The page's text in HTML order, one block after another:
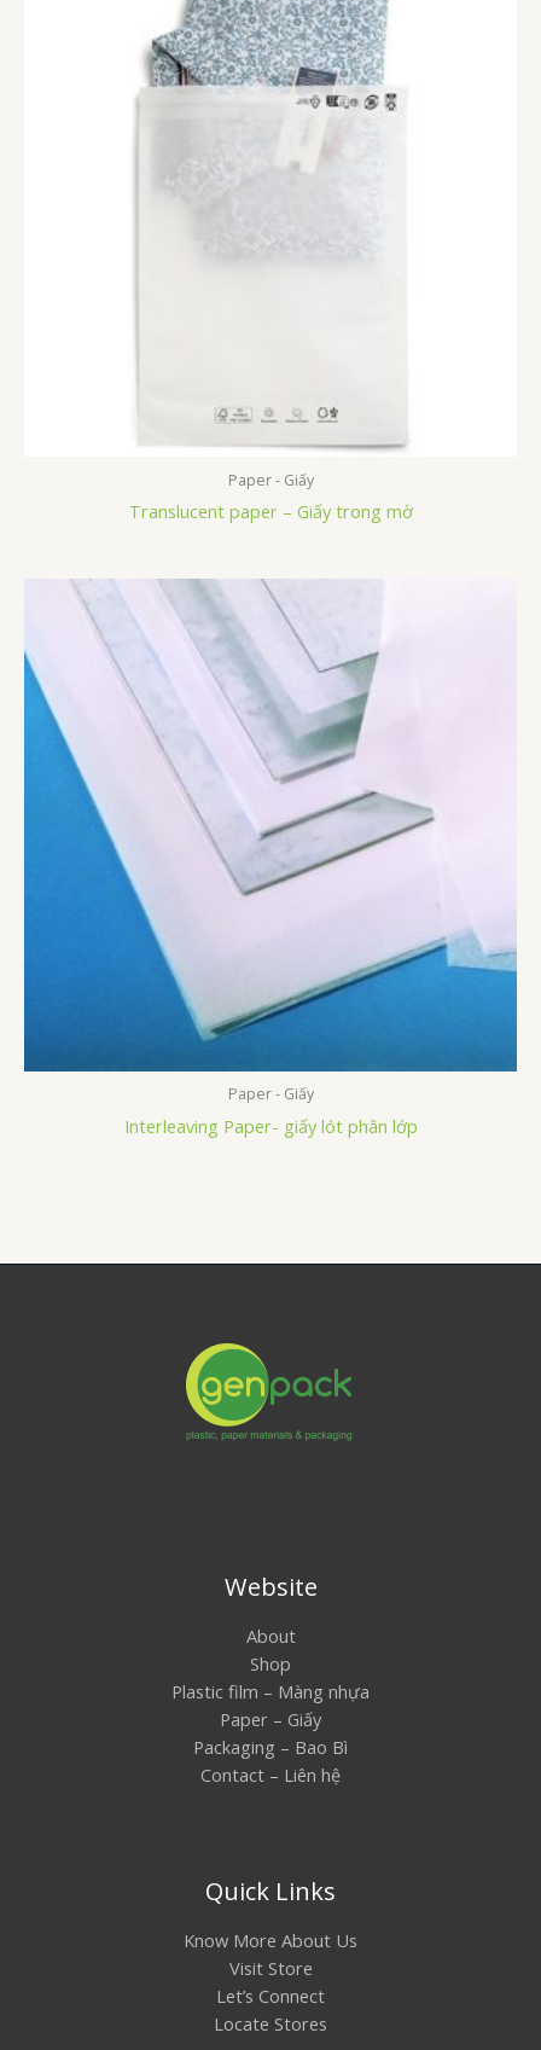
Paper - Giấy
Translucent paper – Giấy trong mờ
Paper - Giấy
Interleaving Paper- giấy lót phân lớp
Website
About
Shop
Plastic film – Màng nhựa
Paper – Giấy
Packaging – Bao Bì
Contact – Liên hệ
Quick Links
Know More About Us
Visit Store
Let’s Connect
Locate Stores